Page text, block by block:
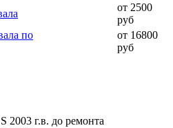
от 2500
руб
по
от 16800
руб